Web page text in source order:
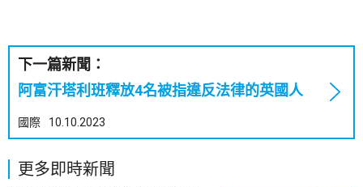
下一篇新聞：
阿富汗塔利班釋放4名被指違反法律的英國人
國際 10.10.2023
更多即時新聞